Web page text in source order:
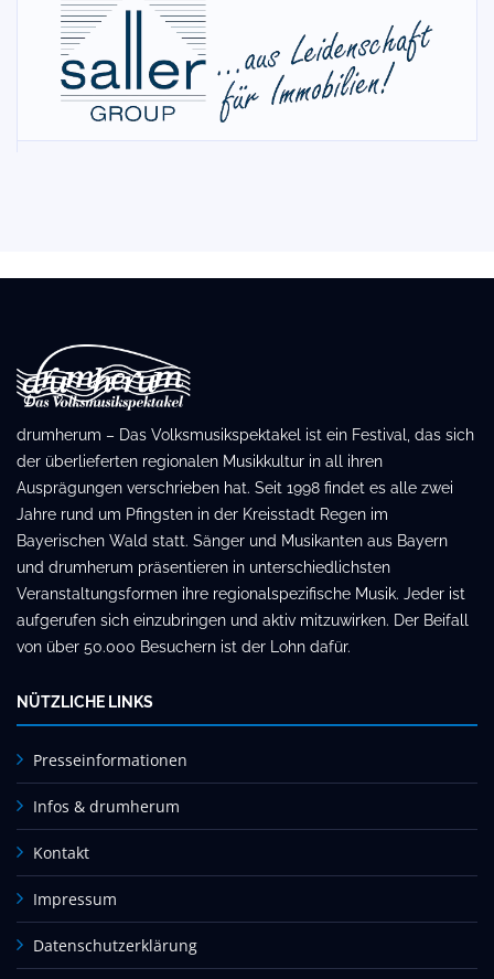
drumherum – Das Volksmusikspektakel ist ein Festival, das sich
der überlieferten regionalen Musikkultur in all ihren
Ausprägungen verschrieben hat. Seit 1998 findet es alle zwei
Jahre rund um Pfingsten in der Kreisstadt Regen im
Bayerischen Wald statt. Sänger und Musikanten aus Bayern
und drumherum präsentieren in unterschiedlichsten
Veranstaltungsformen ihre regionalspezifische Musik. Jeder ist
aufgerufen sich einzubringen und aktiv mitzuwirken. Der Beifall
von über 50.000 Besuchern ist der Lohn dafür.
NÜTZLICHE LINKS
Presseinformationen
Infos & drumherum
Kontakt
Impressum
Datenschutzerklärung